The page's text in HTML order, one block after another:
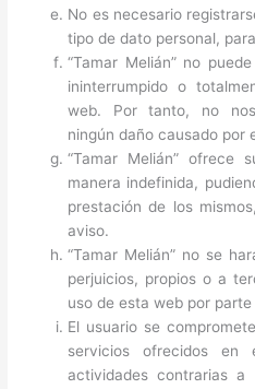
No es necesario
tipo de dato personal,
“Tamar Melián” no
ininterrumpido o
web. Por tanto, no
ningún daño causado por
“Tamar Melián” ofrece
manera indefinida,
prestación de los
aviso.
“Tamar Melián” no se
perjuicios, propios o a
uso de esta web por
El usuario se
servicios ofrecidos en
actividades contrarias